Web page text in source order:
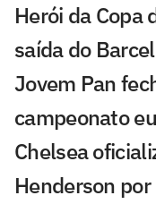
Herói da Copa
saída do
Jovem Pan
campeonato
Chelsea
Henderson